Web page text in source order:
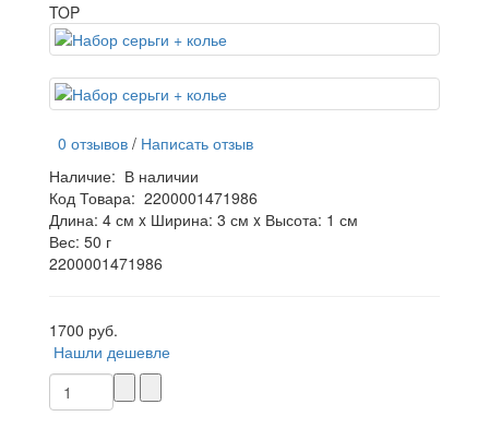
TOP
0 отзывов / Написать отзыв
Наличие: В наличии
Код Товара: 2200001471986
Длина: 4 см x Ширина: 3 см x Высота: 1 см
Вес: 50 г
2200001471986
1700 руб.
Нашли дешевле